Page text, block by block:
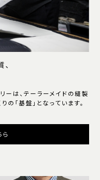
ーは、テーラーメイドの縫製
の「基盤」となっています。
ら